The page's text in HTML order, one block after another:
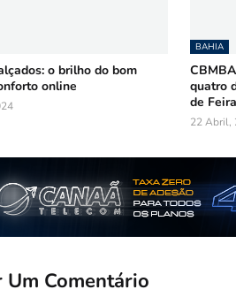
o brilho do bom
online
BAHIA
quatro
de
22 Abril,
Um Comentário